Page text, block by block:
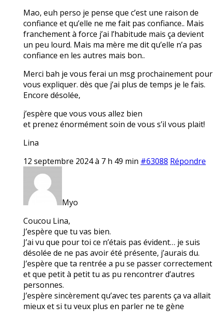
Mao, euh perso je pense que c’est une raison de
confiance et qu’elle ne me fait pas confiance.. Mais
franchement à force j’ai l’habitude mais ça devient
un peu lourd. Mais ma mère me dit qu’elle n’a pas
confiance en les autres mais bon..
Merci bah je vous ferai un msg prochainement pour
vous expliquer. dès que j’ai plus de temps je le fais.
Encore désolée,
j’espère que vous vous allez bien
et prenez énormément soin de vous s’il vous plait!
Lina
12 septembre 2024 à 7 h 49 min #63088 Répondre
Myo
Coucou Lina,
J’espère que tu vas bien.
J’ai vu que pour toi ce n’étais pas évident… je suis
désolée de ne pas avoir été présente, j’aurais du.
J’espère que ta rentrée a pu se passer correctement
et que petit à petit tu as pu rencontrer d’autres
personnes.
J’espère sincèrement qu’avec tes parents ça va allait
mieux et si tu veux plus en parler ne te gène